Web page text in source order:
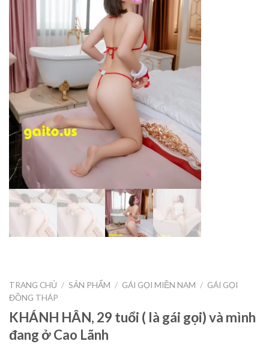
TRANG CHỦ / SẢN PHẨM / GÁI GỌI MIỀN NAM / GÁI GỌI
ĐỒNG THÁP
KHÁNH HÂN, 29 tuổi ( là gái gọi) và mình
đang ở Cao Lãnh